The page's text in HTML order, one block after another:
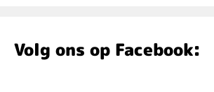
Volg ons op Facebook: